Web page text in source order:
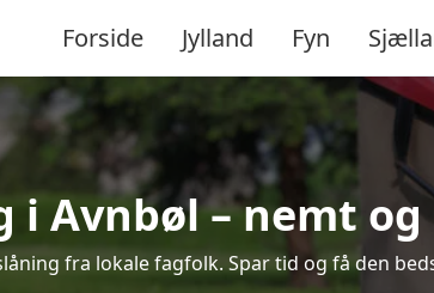
Forside Jylland Fyn
i Avnbøl – nemt
fra lokale fagfolk. Spar tid og få den